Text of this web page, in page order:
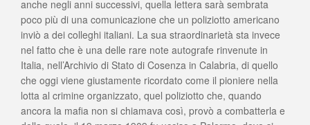
anche negli anni successivi, quella lettera sarà sembrata
poco più di una comunicazione che un poliziotto americano
inviò a dei colleghi italiani. La sua straordinarietà sta invece
nel fatto che è una delle rare note autografe rinvenute in
Italia, nell’Archivio di Stato di Cosenza in Calabria, di quello
che oggi viene giustamente ricordato come il pioniere nella
lotta al crimine organizzato, quel poliziotto che, quando
ancora la mafia non si chiamava così, provò a combatterla e